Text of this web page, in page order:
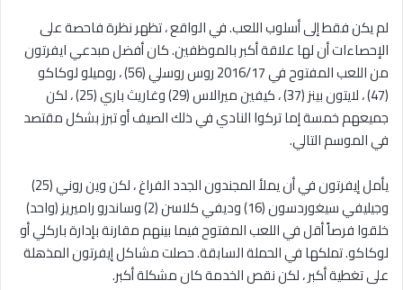
لم يكن فقط إلى أسلوب اللعب. في الواقع ، تظهر نظرة فاحصة على
الإحصاءات أن لها علاقة أكبر بالموظفين. كان أفضل مبدعي ايفرتون
من اللعب المفتوح في 2016/17 روس روسلي (56) ، روميلو لوكاكو
(47) ، لايتون بينز (37) ، كيفين ميرالاس (29) وغاريث باري (25) ، لكن
جميعهم خمسة إما تركوا النادي في ذلك الصيف أو تبرز بشكل مقتصد
في الموسم التالي.
يأمل إيفرتون في أن يملأ المجندون الجدد الفراغ ، لكن وين روني (25)
وجيليفي سيغوردسون (16) وديفي كلاسن (2) وساندرو راميريز (واحد)
خلقوا فرصاً أقل في اللعب المفتوح فيما بينهم مقارنة بإدارة باركلي أو
لوكاكو. تملكها في الحملة السابقة. حصلت مشاكل إيفرتون المذهلة
على تغطية أكبر ، لكن نقص الخدمة كان مشكلة أكبر.